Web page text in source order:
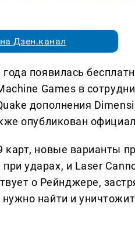
Дзен.канал
появилась
Games в
дополнения
опубликован
карт, новые варианты
ударах, и Laser
о Рейнджере,
найти и